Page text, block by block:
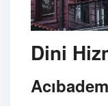
Dini